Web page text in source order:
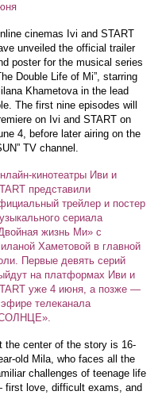
cinemas Ivi and START
unveiled the official trailer
poster for the musical series
Double Life of Mi”, starring
Khametova in the lead
The first nine episodes will
on Ivi and START on
4, before later airing on the
TV channel.
кинотеатры Иви и
представили
трейлер и постер
сериала
жизнь Ми» с
Хаметовой в главной
Первые девять серий
на платформах Иви и
уже 4 июня, а позже —
телеканала
the center of the story is 16-
old Mila, who faces all the
challenges of teenage life
love, difficult exams, and